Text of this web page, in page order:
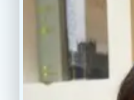
Resources
Home
Our Providers